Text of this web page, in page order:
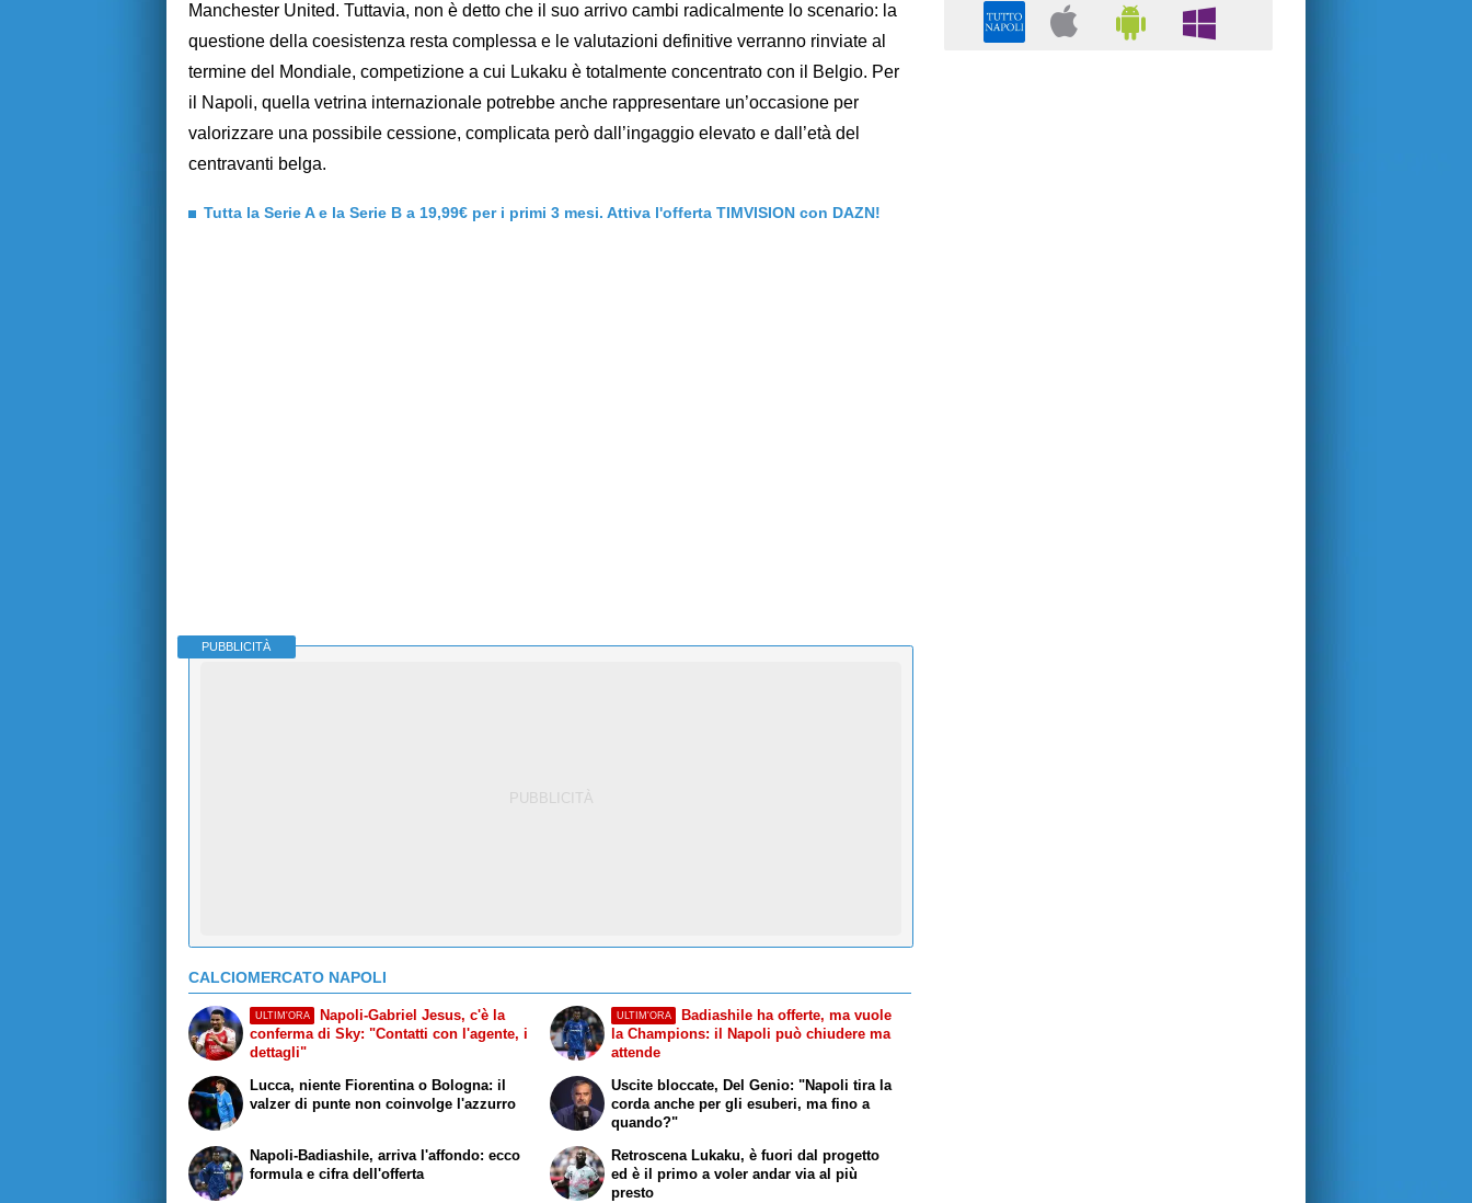
Manchester United. Tuttavia, non è detto che il suo arrivo cambi radicalmente lo scenario: la
questione della coesistenza resta complessa e le valutazioni definitive verranno rinviate al
termine del Mondiale, competizione a cui Lukaku è totalmente concentrato con il Belgio. Per
il Napoli, quella vetrina internazionale potrebbe anche rappresentare un’occasione per
valorizzare una possibile cessione, complicata però dall’ingaggio elevato e dall’età del
centravanti belga.
Tutta la Serie A e la Serie B a 19,99€ per i primi 3 mesi. Attiva l'offerta TIMVISION con DAZN!
PUBBLICITÀ
CALCIOMERCATO NAPOLI
ULTIM'ORA
Napoli-Gabriel Jesus, c'è la
conferma di Sky: "Contatti con l'agente, i
dettagli"
Lucca, niente Fiorentina o Bologna: il
valzer di punte non coinvolge l'azzurro
ULTIM'ORA
Badiashile ha offerte, ma vuole
la Champions: il Napoli può chiudere ma
attende
Uscite bloccate, Del Genio: "Napoli tira la
corda anche per gli esuberi, ma fino a
quando?"
Napoli-Badiashile, arriva l'affondo: ecco
formula e cifra dell'offerta
Retroscena Lukaku, è fuori dal progetto
ed è il primo a voler andar via al più
presto